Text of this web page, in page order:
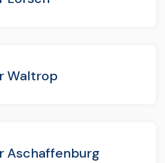
Waltrop
Aschaffenburg